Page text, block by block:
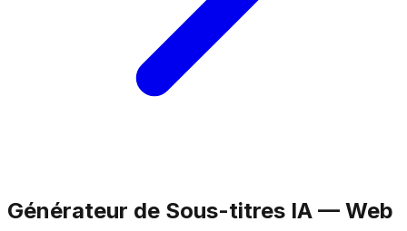
Générateur de Sous-titres IA — Web